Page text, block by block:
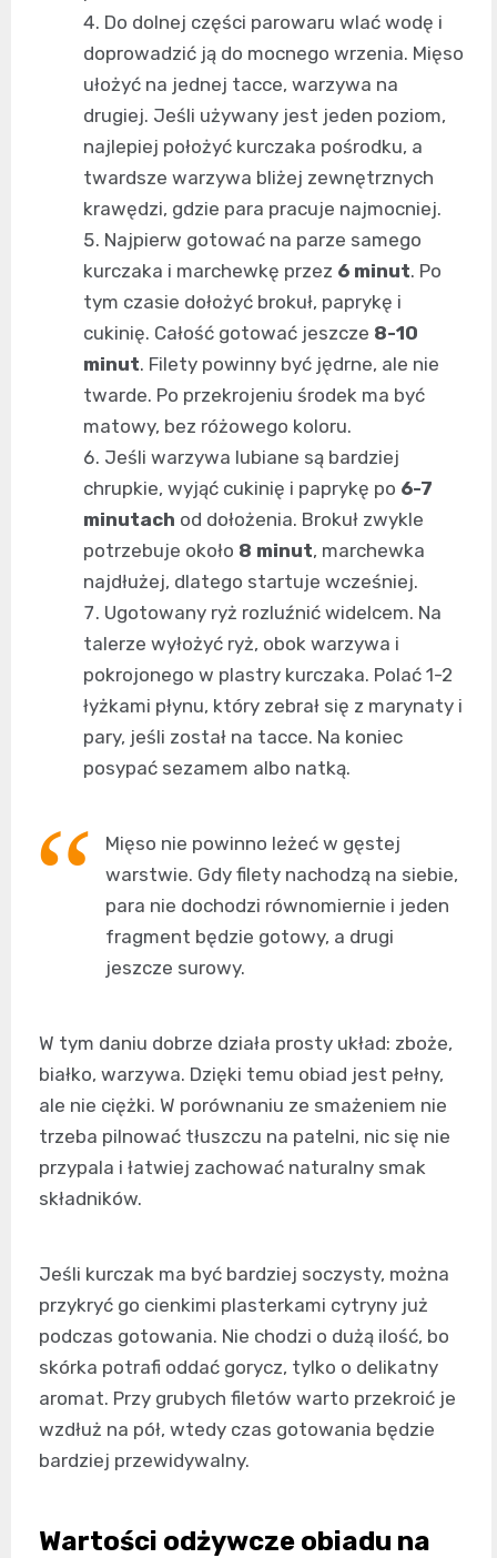
Do dolnej części parowaru wlać wodę i
doprowadzić ją do mocnego wrzenia. Mięso
ułożyć na jednej tacce, warzywa na
drugiej. Jeśli używany jest jeden poziom,
najlepiej położyć kurczaka pośrodku, a
twardsze warzywa bliżej zewnętrznych
krawędzi, gdzie para pracuje najmocniej.
Najpierw gotować na parze samego
kurczaka i marchewkę przez 6 minut. Po
tym czasie dołożyć brokuł, paprykę i
cukinię. Całość gotować jeszcze 8-10
minut. Filety powinny być jędrne, ale nie
twarde. Po przekrojeniu środek ma być
matowy, bez różowego koloru.
Jeśli warzywa lubiane są bardziej
chrupkie, wyjąć cukinię i paprykę po 6-7
minutach od dołożenia. Brokuł zwykle
potrzebuje około 8 minut, marchewka
najdłużej, dlatego startuje wcześniej.
Ugotowany ryż rozluźnić widelcem. Na
talerze wyłożyć ryż, obok warzywa i
pokrojonego w plastry kurczaka. Polać 1-2
łyżkami płynu, który zebrał się z marynaty i
pary, jeśli został na tacce. Na koniec
posypać sezamem albo natką.
Mięso nie powinno leżeć w gęstej
warstwie. Gdy filety nachodzą na siebie,
para nie dochodzi równomiernie i jeden
fragment będzie gotowy, a drugi
jeszcze surowy.
W tym daniu dobrze działa prosty układ: zboże,
białko, warzywa. Dzięki temu obiad jest pełny,
ale nie ciężki. W porównaniu ze smażeniem nie
trzeba pilnować tłuszczu na patelni, nic się nie
przypala i łatwiej zachować naturalny smak
składników.
Jeśli kurczak ma być bardziej soczysty, można
przykryć go cienkimi plasterkami cytryny już
podczas gotowania. Nie chodzi o dużą ilość, bo
skórka potrafi oddać gorycz, tylko o delikatny
aromat. Przy grubych filetów warto przekroić je
wzdłuż na pół, wtedy czas gotowania będzie
bardziej przewidywalny.
Wartości odżywcze obiadu na